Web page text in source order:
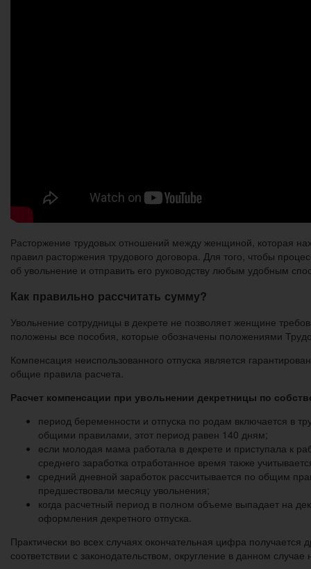
Расторжение трудовых отношений между женщиной, которая
правил расторжения трудового договора. Для того, чтобы
об увольнение и отправить его руководству любым удобным
Как правильно рассчитать сумму?
Увольнение сотрудницы в декрете не позволяет женщине
положены все пособия, которые обозначены положениями
Компенсация неиспользованного отпуска является
общие правила расчета.
Расчет компенсации при увольнении декретницы по
период беременности и отпуска по родам включается в
общими правилами, этот период равен 140 дням;
если молодая мама работала в декрете и приступала к
среднего заработка отработанное время также
средний дневной заработок рассчитывается по общим
предшествовали месяцу увольнения;
когда расчетный период в полном объеме выпадает на
оформления декретного отпуска.
Практически во всех случаях окончательная цифра
соответствии с законодательством, округление в данном